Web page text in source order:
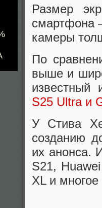
Размер
смартфона
камеры
По
выше и
известный
S25 Ultra и
У Стива
созданию
их анонса.
S21,
XL и многое